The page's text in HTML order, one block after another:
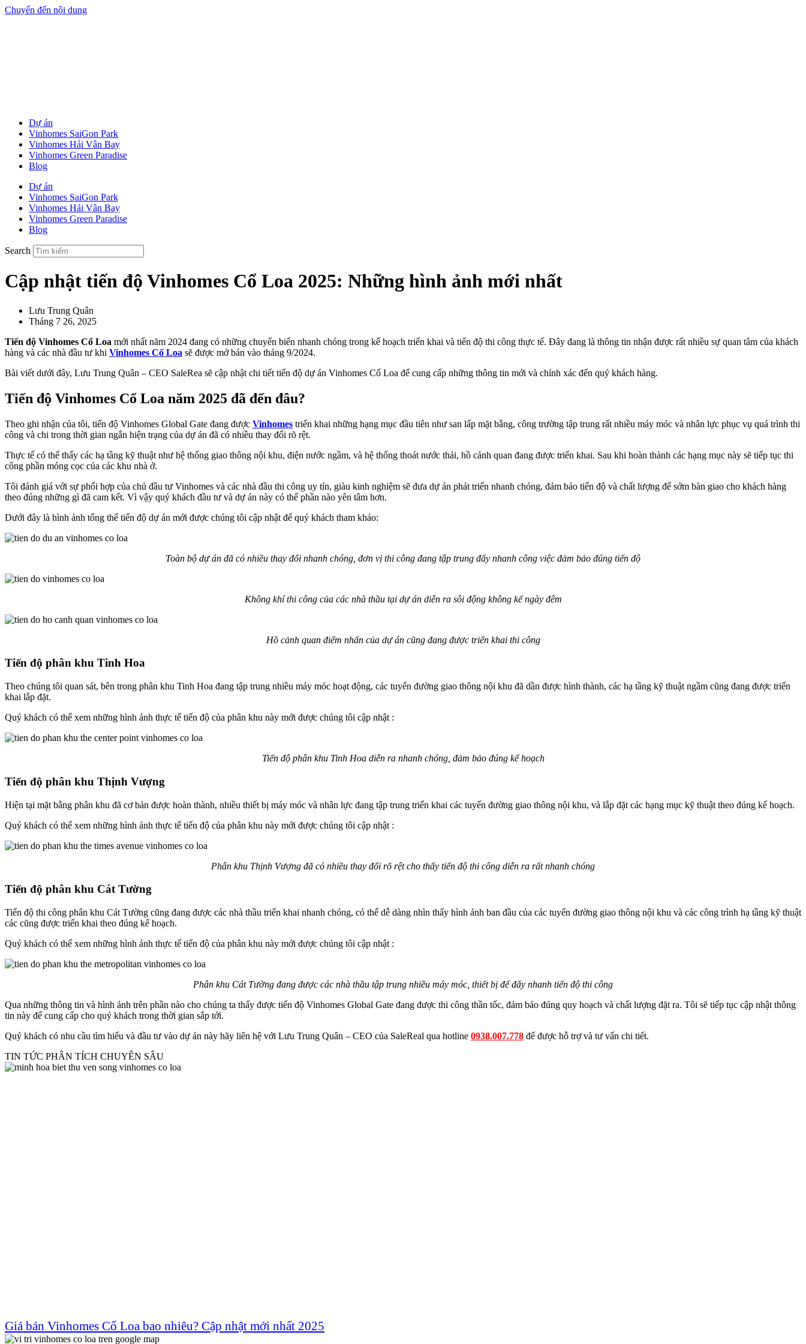
Chuyển đến nội dung
Dự án
Vinhomes SaiGon Park
Vinhomes Hải Vân Bay
Vinhomes Green Paradise
Blog
Dự án
Vinhomes SaiGon Park
Vinhomes Hải Vân Bay
Vinhomes Green Paradise
Blog
Search
Cập nhật tiến độ Vinhomes Cổ Loa 2025: Những hình ảnh mới nhất
Lưu Trung Quân
Tháng 7 26, 2025
Tiến độ Vinhomes Cổ Loa mới nhất năm 2024 đang có những chuyển biến nhanh chóng trong kế hoạch triển khai và tiến độ thi công thực tế. Đây đang là thông tin nhận được rất nhiều sự quan tâm của khách
hàng và các nhà đầu tư khi Vinhomes Cổ Loa sẽ được mở bán vào tháng 9/2024.
Bài viết dưới đây, Lưu Trung Quân – CEO SaleRea sẽ cập nhật chi tiết tiến độ dự án Vinhomes Cổ Loa để cung cấp những thông tin mới và chính xác đến quý khách hàng.
Tiến độ Vinhomes Cổ Loa năm 2025 đã đến đâu?
Theo ghi nhận của tôi, tiến độ Vinhomes Global Gate đang được Vinhomes triển khai những hạng mục đầu tiên như san lấp mặt bằng, công trường tập trung rất nhiều máy móc và nhân lực phục vụ quá trình thi
công và chi trong thời gian ngắn hiện trạng của dự án đã có nhiều thay đổi rõ rệt.
Thực tế có thể thấy các hạ tầng kỹ thuật như hệ thống giao thông nội khu, điện nước ngầm, và hệ thống thoát nước thải, hồ cảnh quan đang được triển khai. Sau khi hoàn thành các hạng mục này sẽ tiếp tục thi
công phần móng cọc của các khu nhà ở.
Tôi đánh giá với sự phối hợp của chủ đầu tư Vinhomes và các nhà đầu thi công uy tín, giàu kinh nghiệm sẽ đưa dự án phát triển nhanh chóng, đảm bảo tiến độ và chất lượng để sớm bàn giao cho khách hàng
theo đúng những gì đã cam kết. Vì vậy quý khách đầu tư và dự án này có thể phần nào yên tâm hơn.
Dưới đây là hình ảnh tổng thể tiến độ dự án mới được chúng tôi cập nhật để quý khách tham khảo:
Toàn bộ dự án đã có nhiều thay đổi nhanh chóng, đơn vị thi công đang tập trung đẩy nhanh công việc đảm bảo đúng tiến độ
Không khí thi công của các nhà thầu tại dự án diễn ra sôi động không kể ngày đêm
Hồ cảnh quan điểm nhấn của dự án cũng đang được triển khai thi công
Tiến độ phân khu Tinh Hoa
Theo chúng tôi quan sát, bên trong phân khu Tinh Hoa đang tập trung nhiều máy móc hoạt động, các tuyến đường giao thông nội khu đã dần được hình thành, các hạ tầng kỹ thuật ngầm cũng đang được triển
khai lắp đặt.
Quý khách có thể xem những hình ảnh thực tế tiến độ của phân khu này mới được chúng tôi cập nhật :
Tiến độ phân khu Tinh Hoa diễn ra nhanh chóng, đảm bảo đúng kế hoạch
Tiến độ phân khu Thịnh Vượng
Hiện tại mặt bằng phân khu đã cơ bản được hoàn thành, nhiều thiết bị máy móc và nhân lực đang tập trung triển khai các tuyến đường giao thông nội khu, và lắp đặt các hạng mục kỹ thuật theo đúng kế hoạch.
Quý khách có thể xem những hình ảnh thực tế tiến độ của phân khu này mới được chúng tôi cập nhật :
Phân khu Thịnh Vượng đã có nhiều thay đổi rõ rệt cho thấy tiến độ thi công diễn ra rất nhanh chóng
Tiến độ phân khu Cát Tường
Tiến độ thi công phân khu Cát Tường cũng đang được các nhà thầu triển khai nhanh chóng, có thể dễ dàng nhìn thấy hình ảnh ban đầu của các tuyến đường giao thông nội khu và các công trình hạ tầng kỹ thuật
các cũng được triển khai theo đúng kế hoạch.
Quý khách có thể xem những hình ảnh thực tế tiến độ của phân khu này mới được chúng tôi cập nhật :
Phân khu Cát Tường đang được các nhà thầu tập trung nhiều máy móc, thiết bị để đẩy nhanh tiến độ thi công
Qua những thông tin và hình ảnh trên phần nào cho chúng ta thấy được tiến độ Vinhomes Global Gate đang được thi công thần tốc, đảm bảo đúng quy hoạch và chất lượng đặt ra. Tôi sẽ tiếp tục cập nhật thông
tin này để cung cấp cho quý khách trong thời gian sắp tới.
Quý khách có nhu cầu tìm hiểu và đầu tư vào dự án này hãy liên hệ với Lưu Trung Quân – CEO của SaleReal qua hotline 0938.007.778 để được hỗ trợ và tư vấn chi tiết.
TIN TỨC PHÂN TÍCH CHUYÊN SÂU
Giá bán Vinhomes Cổ Loa bao nhiêu? Cập nhật mới nhất 2025